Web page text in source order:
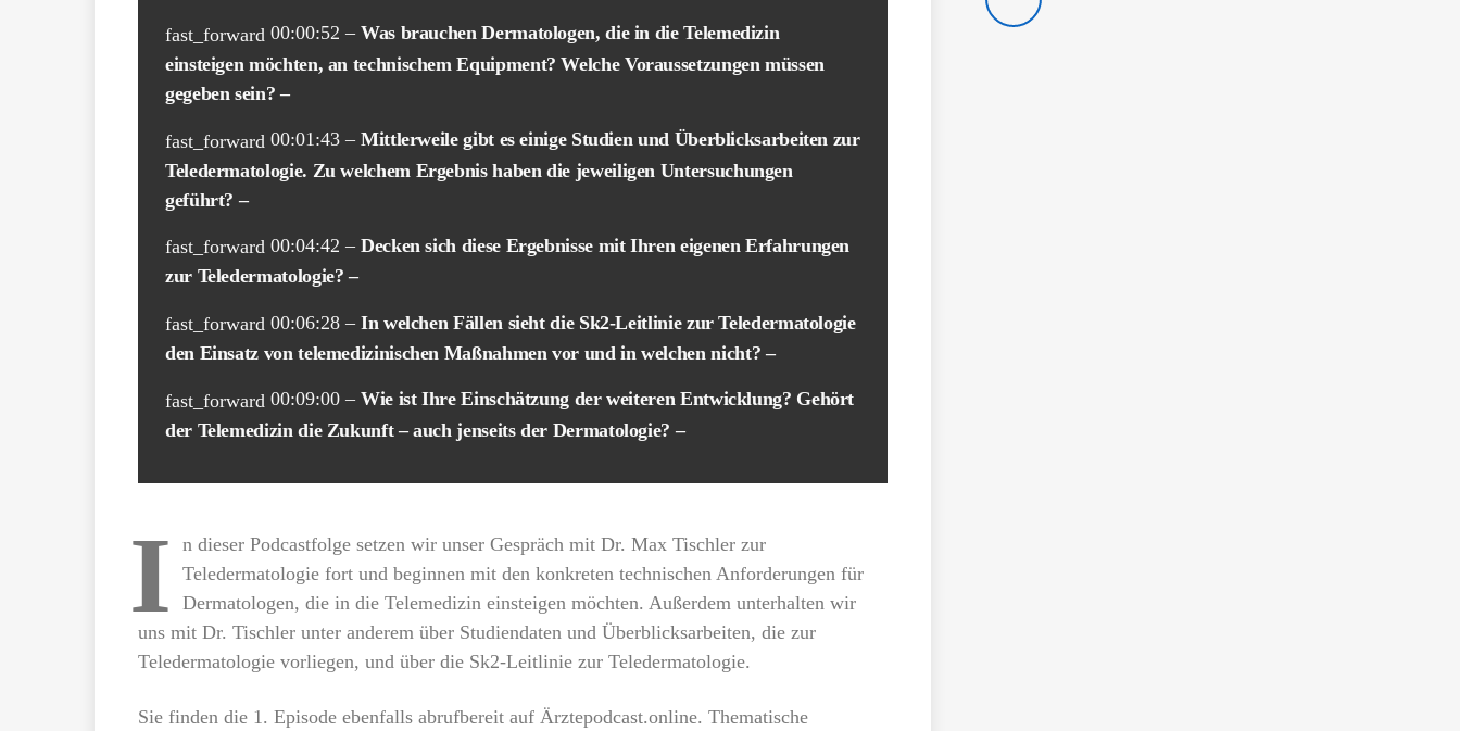
fast_forward 00:00:52 – Was brauchen Dermatologen, die in die Telemedizin
einsteigen möchten, an technischem Equipment? Welche Voraussetzungen müssen
gegeben sein? –
fast_forward 00:01:43 – Mittlerweile gibt es einige Studien und Überblicksarbeiten zur
Teledermatologie. Zu welchem Ergebnis haben die jeweiligen Untersuchungen
geführt? –
fast_forward 00:04:42 – Decken sich diese Ergebnisse mit Ihren eigenen Erfahrungen
zur Teledermatologie? –
fast_forward 00:06:28 – In welchen Fällen sieht die Sk2-Leitlinie zur Teledermatologie
den Einsatz von telemedizinischen Maßnahmen vor und in welchen nicht? –
fast_forward 00:09:00 – Wie ist Ihre Einschätzung der weiteren Entwicklung? Gehört
der Telemedizin die Zukunft – auch jenseits der Dermatologie? –
I
n dieser Podcastfolge setzen wir unser Gespräch mit Dr. Max Tischler zur
Teledermatologie fort und beginnen mit den konkreten technischen Anforderungen für
Dermatologen, die in die Telemedizin einsteigen möchten. Außerdem unterhalten wir
uns mit Dr. Tischler unter anderem über Studiendaten und Überblicksarbeiten, die zur
Teledermatologie vorliegen, und über die Sk2-Leitlinie zur Teledermatologie.
Sie finden die 1. Episode ebenfalls abrufbereit auf Ärztepodcast.online. Thematische